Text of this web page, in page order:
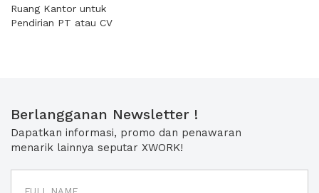
Ruang Kantor untuk
Pendirian PT atau CV
Berlangganan Newsletter !
Dapatkan informasi, promo dan penawaran
menarik lainnya seputar XWORK!